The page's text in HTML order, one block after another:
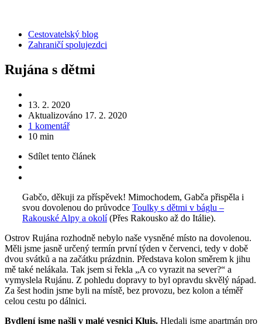
KategorieCestovatelský blog
Zahraničí spolujezdci
Rujána s dětmi
13. 2. 2020
Aktualizováno 17. 2. 2020
1 komentář
10 min
Sdílet tento článek
Gabčo, děkuji za příspěvek! Mimochodem, Gabča přispěla i
svou dovolenou do průvodce Toulky s dětmi v báglu –
Rakouské Alpy a okolí(Přes Rakousko až do Itálie).
Ostrov Rujána rozhodně nebylo naše vysněné místo na dovolenou.
Měli jsme jasně určený termín první týden v červenci, tedy v době
dvou svátků a na začátku prázdnin. Představa kolon směrem k jihu
mě také nelákala. Tak jsem si řekla „A co vyrazit na sever?“ a
vymyslela Rujánu. Z pohledu dopravy to byl opravdu skvělý nápad.
Za šest hodin jsme byli na místě, bez provozu, bez kolon a téměř
celou cestu po dálnici.
Bydlení jsme našli v malé vesnici Kluis. Hledali jsme apartmán pro